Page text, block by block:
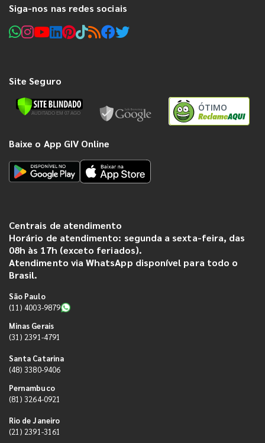
Siga-nos nas redes sociais
Site Seguro
ÓTIMO
Baixe o App GIV Online
Centrais de atendimento
Horário de atendimento: segunda a sexta-feira, das
08h às 17h (exceto feriados).
Atendimento via WhatsApp disponível para todo o
Brasil.
São Paulo
(11) 4003-9879
Minas Gerais
(31) 2391-4791
Santa Catarina
(48) 3380-9406
Pernambuco
(81) 3264-0921
Rio de Janeiro
(21) 2391-3161